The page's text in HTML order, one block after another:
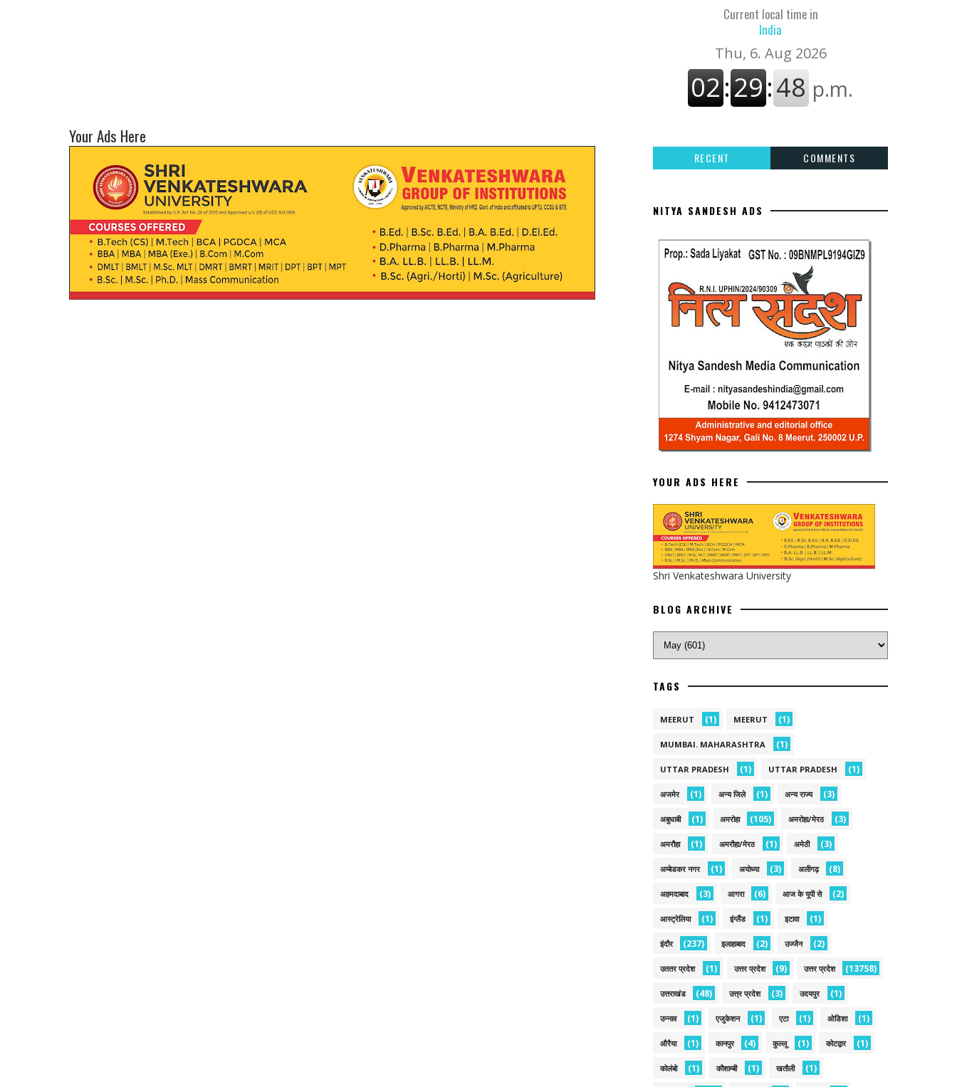
Your Ads Here
Current local time in
India
RECENT COMMENTS
NITYA SANDESH ADS
YOUR ADS HERE
Shri Venkateshwara University
BLOG ARCHIVE
TAGS
MEERUT (1) MEERUT (1)
MUMBAI. MAHARASHTRA (1)
UTTAR PRADESH (1) UTTAR PRADESH (1)
अजमेर (1) अन्य जिले (1) अन्य राज्य (3)
अबुधाबी (1) अमरोहा (105) अमरोहा/मेरठ (3)
अमरौहा (1) अमरौहा/मेरठ (1) अमेठी (3)
अम्बेडकर नगर (1) अयोध्या (3) अलीगढ़ (8)
अहमदाबाद (3) आगरा (6) आज के यूपी से (2)
आस्ट्रेलिया (1) इंग्लैंड (1) इटावा (1)
इंदौर (237) इलाहाबाद (2) उज्जैन (2)
उततर प्रदेश (1) उत्तर प्रदेश (9) उत्तर प्रदेश (13758)
उत्तराखंड (48) उत्त्र प्रदेश (3) उदयपुर (1)
उन्नाव (1) एजुकेशन (1) एटा (1) ओडिशा (1)
औरैया (1) कानपुर (4) कुल्लू (1) कोटद्वार (1)
कोलंबो (1) कौशाम्बी (1) खतौली (1)